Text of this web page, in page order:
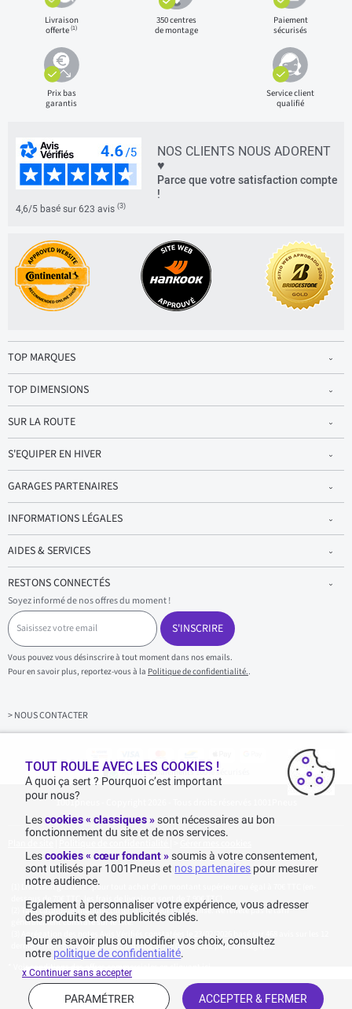
Livraison
offerte(1)
350 centres
de montage
Paiement
sécurisés
Prix bas
garantis
Service client
qualifié
NOS CLIENTS NOUS ADORENT
♥
Parce que votre satisfaction compte
!
4,6/5 basé sur 623 avis (3)
TOP MARQUES
TOP DIMENSIONS
SUR LA ROUTE
S'EQUIPER EN HIVER
GARAGES PARTENAIRES
INFORMATIONS LÉGALES
AIDES & SERVICES
RESTONS CONNECTÉS
Soyez informé de nos offres du moment !
S
a
i
s
i
s
z
v
S'INSCRIRE
Vous pouvez vous désinscrire à tout moment dans nos emails.
Pour en savoir plus, reportez-vous à la Politique de confidentialité..
> NOUS CONTACTER
Achats & paiements 100% sécurisés
1001pneus - Copyright 2026 - Tous droits réservés 1001Pneus
Livraison gratuite : pour tout achat d'un montant supérieur ou égal à 70€ TTC (en-
dessous de 70€ TTC, les frais de livraison sont de 7,90€ TTC).
Tarif catalogue manufacturier en vigueur non remisé. Ne reflète pas le tarif
généralement constaté sur le site.
Agrégation des notes Avis Vérifiés constatées le 23/02/2026 basé sur 468 avis sur les 12
derniers mois et un total de 623 avis depuis le 03/06/2022 pour la Belgique.
* Voir conditions des offres commerciales en
TOUT ROULE AVEC LES COOKIES !
A quoi ça sert ? Pourquoi c’est important
pour nous?
Lescookies « classiques »sont nécessaires au bon
fonctionnement du site et de nos services.
Lescookies « cœur fondant » soumis à votre consentement,
sont utilisés par 1001Pneus et nos partenaires pour mesurer
notre audience.
Egalement à personnaliser votre expérience, vous adresser
des produits et des publicités ciblés.
Pour en savoir plus ou modifier vos choix, consultez
notre politique de confidentialité.
ACCEPTER & FERMER
PARAMÉTRER
x Continuer sans accepter